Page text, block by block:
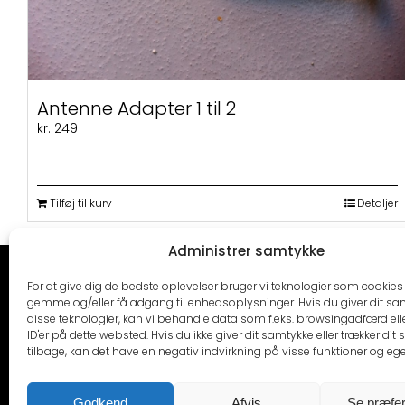
Administrer samtykke
For at give dig de bedste oplevelser bruger vi teknologier som
gemme og/eller få adgang til enhedsoplysninger. Hvis du giver dit
disse teknologier, kan vi behandle data som f.eks. browsingadfærd
ID'er på dette websted. Hvis du ikke giver dit samtykke eller trækker dit
tilbage, kan det have en negativ indvirkning på visse funktioner og
Antenne Adapter 1 til 2
kr. 249
Tilføj til kurv Detaljer
CARTRENDS
Cartrends ApS
2610 Rødovre
Cvr: DK34730334
KONTAKT
Mail:
Man – fre 09.00-16.00